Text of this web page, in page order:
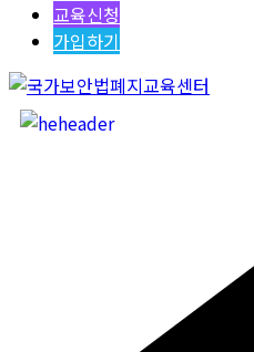
교육신청
가입하기